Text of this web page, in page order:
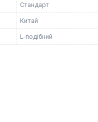
Стандарт
Китай
L-подібний